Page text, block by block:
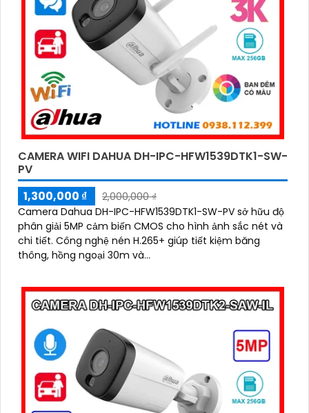
CAMERA WIFI DAHUA DH-IPC-HFW1539DTK1-SW-
PV
1,300,000 ₫
2,000,000 ₫
Camera Dahua DH-IPC-HFW1539DTK1-SW-PV sở hữu độ
phân giải 5MP cảm biến CMOS cho hình ảnh sắc nét và
chi tiết. Công nghệ nén H.265+ giúp tiết kiệm băng
thông, hồng ngoại 30m và...